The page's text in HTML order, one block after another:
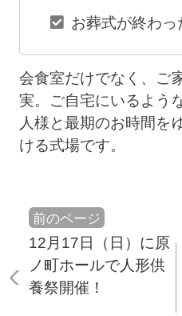
お葬式が終わっ
会食室だけでなく、ご
実。ご自宅にいるよう
人様と最期のお時間を
ける式場です。
前のページ
12月17日（日）に原
ノ町ホールで人形供
養祭開催！